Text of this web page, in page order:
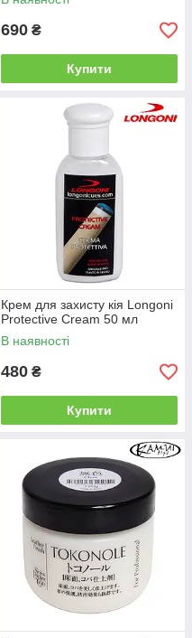
690 ₴
Купити
Крем для захисту кія Longoni
Protective Cream 50 мл
В наявності
480 ₴
Купити